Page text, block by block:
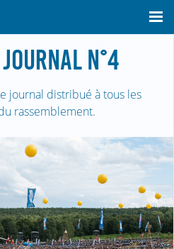
N°4
journal distribué à tous les
rassemblement.